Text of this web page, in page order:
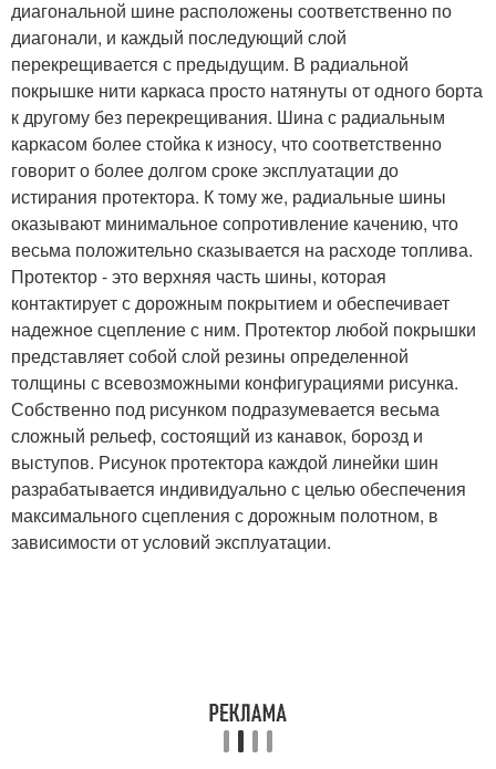
диагональной шине расположены соответственно по
диагонали, и каждый последующий слой
перекрещивается с предыдущим. В радиальной
покрышке нити каркаса просто натянуты от одного борта
к другому без перекрещивания. Шина с радиальным
каркасом более стойка к износу, что соответственно
говорит о более долгом сроке эксплуатации до
истирания протектора. К тому же, радиальные шины
оказывают минимальное сопротивление качению, что
весьма положительно сказывается на расходе топлива.
Протектор - это верхняя часть шины, которая
контактирует с дорожным покрытием и обеспечивает
надежное сцепление с ним. Протектор любой покрышки
представляет собой слой резины определенной
толщины с всевозможными конфигурациями рисунка.
Собственно под рисунком подразумевается весьма
сложный рельеф, состоящий из канавок, борозд и
выступов. Рисунок протектора каждой линейки шин
разрабатывается индивидуально с целью обеспечения
максимального сцепления с дорожным полотном, в
зависимости от условий эксплуатации.